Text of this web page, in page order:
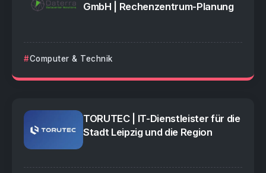
GmbH | Rechenzentrum-Planung
Computer & Technik
TORUTEC | IT-Dienstleister für die
Stadt Leipzig und die Region